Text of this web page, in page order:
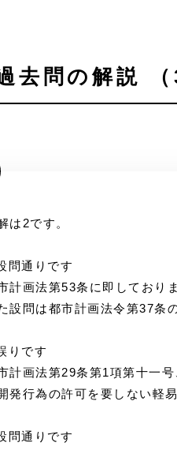
去問の解説 （
は2です。
問通りです
計画法第53条に即しておりま
設問は都市計画法令第37条
りです
計画法第29条第1項第十一
発行為の許可を要しない軽
問通りです